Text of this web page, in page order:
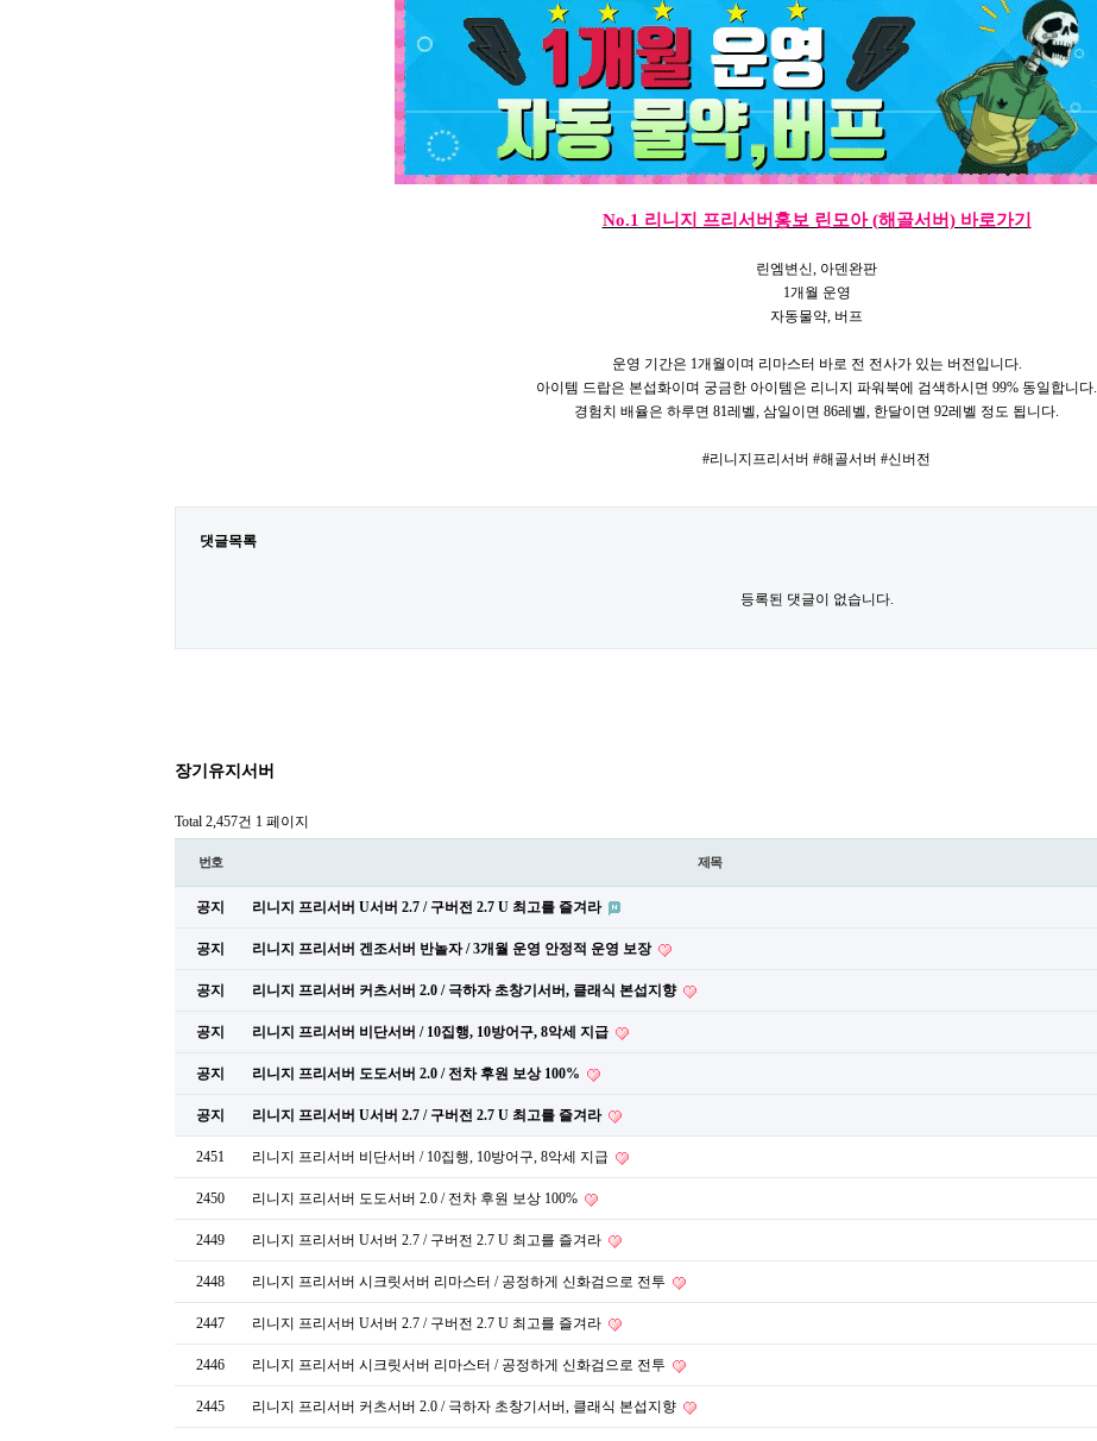
No.1 리니지 프리서버홍보 린모아 (해골서버) 바로가기
린엠변신, 아덴완판
1개월 운영
자동물약, 버프
운영 기간은 1개월이며 리마스터 바로 전 전사가 있는 버전입니다.
아이템 드랍은 본섭화이며 궁금한 아이템은 리니지 파워북에 검색하시면 99% 동일합니다.
경험치 배율은 하루면 81레벨, 삼일이면 86레벨, 한달이면 92레벨 정도 됩니다.
#리니지프리서버 #해골서버 #신버전
댓글목록
등록된 댓글이 없습니다.
장기유지서버
Total 2,457건 1 페이지
번호 제목
공지 리니지 프리서버 U서버 2.7 / 구버전 2.7 U 최고를 즐겨라
공지 리니지 프리서버 겐조서버 반놀자 / 3개월 운영 안정적 운영 보장
공지 리니지 프리서버 커츠서버 2.0 / 극하자 초창기서버, 클래식 본섭지향
공지 리니지 프리서버 비단서버 / 10집행, 10방어구, 8악세 지급
공지 리니지 프리서버 도도서버 2.0 / 전차 후원 보상 100%
공지 리니지 프리서버 U서버 2.7 / 구버전 2.7 U 최고를 즐겨라
2451 리니지 프리서버 비단서버 / 10집행, 10방어구, 8악세 지급
2450 리니지 프리서버 도도서버 2.0 / 전차 후원 보상 100%
2449 리니지 프리서버 U서버 2.7 / 구버전 2.7 U 최고를 즐겨라
2448 리니지 프리서버 시크릿서버 리마스터 / 공정하게 신화검으로 전투
2447 리니지 프리서버 U서버 2.7 / 구버전 2.7 U 최고를 즐겨라
2446 리니지 프리서버 시크릿서버 리마스터 / 공정하게 신화검으로 전투
2445 리니지 프리서버 커츠서버 2.0 / 극하자 초창기서버, 클래식 본섭지향